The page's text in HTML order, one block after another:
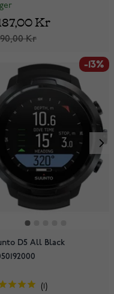
Kr
Kr
-13%
D5 All Black